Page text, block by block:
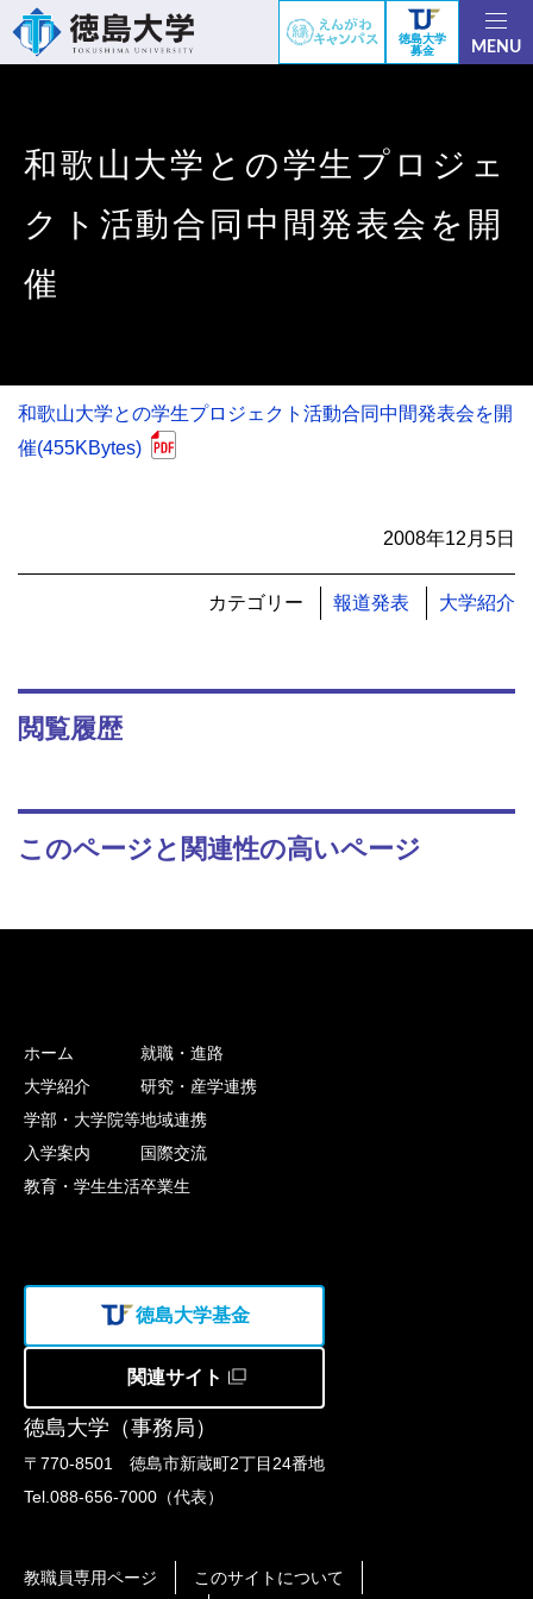
徳島大学
募金
MENU
和歌山大学との学生プロジェ
クト活動合同中間発表会を開
催
和歌山大学との学生プロジェクト活動合同中間発表会を開
催(455KBytes)
2008年12月5日
カテゴリー 報道発表 大学紹介
閲覧履歴
このページと関連性の高いページ
徳島大学（事務局）
〒770-8501 徳島市新蔵町2丁目24番地
Tel.088-656-7000（代表）
ホーム
大学紹介
学部・大学院等
入学案内
教育・学生生活
就職・進路
研究・産学連携
地域連携
国際交流
卒業生
徳島大学基金
関連サイト
教職員専用ページ このサイトについて